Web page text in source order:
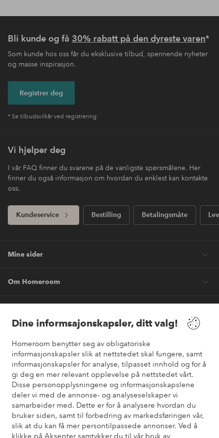
Dine informsajonskapsler, ditt valg!
Homeroom benytter seg av obligatoriske
informasjonskapsler slik at nettstedet skal fungere, samt
informasjonskapsler for analyse, tilpasset innhold og for å
gi deg en mer relevant opplevelse på nettstedet vårt.
Disse personopplysningene og informasjonskapslene
deler vi med de annonse- og analyseselskaper vi
samarbeider med. Dette er for å analysere hvordan du
bruker siden, samt til forbedring av markedsføringen vår,
slik at du kan få mer persontilpassede annonser. Ved å
klikke på Aksepter samtykker du til vår bruk av
Bli kunde og få 30% rabatt på den dyreste varen*
Som kunde hos oss får du eksklusive tilbud, spennende nyheter
og masse inspirasjon.
Registrer deg
* Se tilbudsvilkår ved registrering
Vi hjelper deg
I vår FAQ finner du svarene på de vanligste spørsmålene. Her
finner du også informasjon om hvordan du enklest kan kontakte
oss.
Kundeservice Bestilling Betalingsmåte
Mine sider
Om Homeroom
Venner
Sikre betalinger
Vil du vite mer om våre betalingsalternativer?
elpy